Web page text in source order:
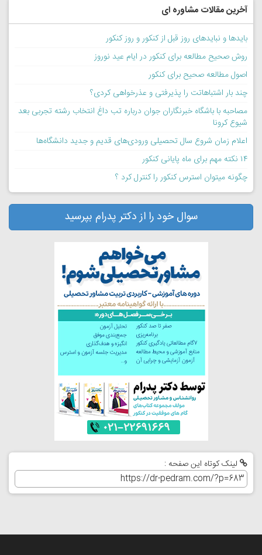
آخرین مقالات مشاوره ای
بایدها و نبایدهای روز قبل از کنکور و روز کنکور
روش صحیح مطالعه برای کنکور در ایام عید نوروز
اصول مطالعه صحیح برای کنکور
چند بار اشتباهاتت را پذیرفتی و عذرخواهی کردی؟
مصاحبه با باشگاه خبرنگاران جوان درباره تب داغ انتخاب رشته تجربی بعد
شیوع کرونا
اعلام زمان شروع سال تحصیلی ورودی‌های قدیم و جدید دانشگاه‌ها
۱۴ نکته مهم برای ماه پایانی کنکور
چگونه میتوان استرس کنکور را کنترل کرد ؟
سوال خود را از دکتر پدرام بپرسید
لینک کوتاه این صفحه :